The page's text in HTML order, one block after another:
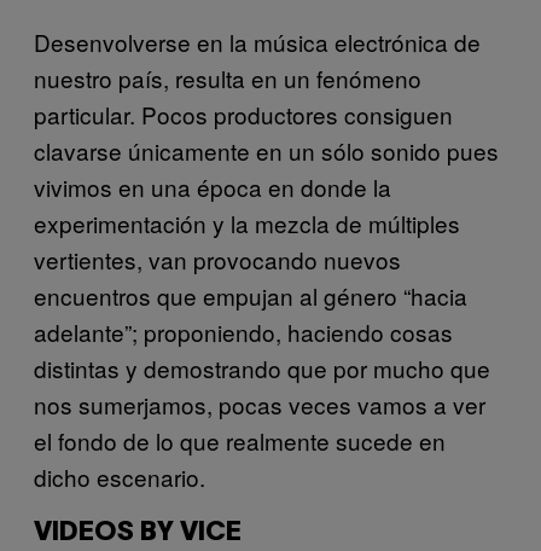
Desenvolverse en la música electrónica de
nuestro país, resulta en un fenómeno
particular. Pocos productores consiguen
clavarse únicamente en un sólo sonido pues
vivimos en una época en donde la
experimentación y la mezcla de múltiples
vertientes, van provocando nuevos
encuentros que empujan al género “hacia
adelante”; proponiendo, haciendo cosas
distintas y demostrando que por mucho que
nos sumerjamos, pocas veces vamos a ver
el fondo de lo que realmente sucede en
dicho escenario.
VIDEOS BY VICE